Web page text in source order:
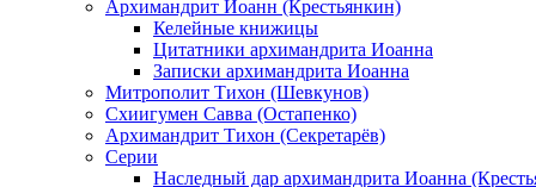
Архимандрит Иоанн (Крестьянкин)
Келейные книжицы
Цитатники архимандрита Иоанна
Записки архимандрита Иоанна
Митрополит Тихон (Шевкунов)
Схиигумен Савва (Остапенко)
Архимандрит Тихон (Секретарёв)
Серии
Наследный дар архимандрита Иоанна